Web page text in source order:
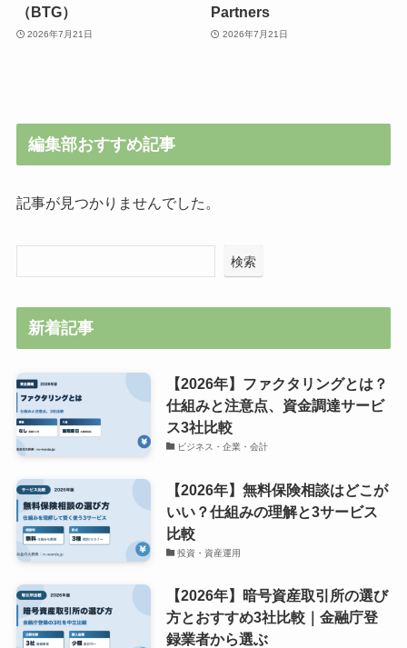
（BTG）
2026年7月21日
Partners
2026年7月21日
編集部おすすめ記事
記事が見つかりませんでした。
検索
新着記事
【2026年】ファクタリングとは？
仕組みと注意点、資金調達サービ
ス3社比較
ビジネス・企業・会計
【2026年】無料保険相談はどこが
いい？仕組みの理解と3サービス
比較
投資・資産運用
【2026年】暗号資産取引所の選び
方とおすすめ3社比較｜金融庁登
録業者から選ぶ